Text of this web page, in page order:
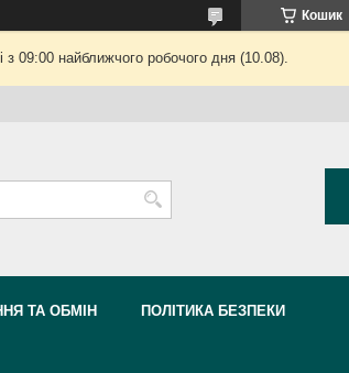
Кошик
09:00 найближчого робочого дня (10.08).
ТА ОБМІН ПОЛІТИКА БЕЗПЕКИ